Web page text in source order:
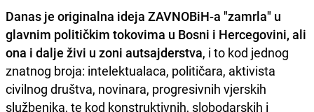
Danas je originalna ideja ZAVNOBiH-a "zamrla" u
glavnim političkim tokovima u Bosni i Hercegovini, ali
ona i dalje živi u zoni autsajderstva, i to kod jednog
znatnog broja: intelektualaca, političara, aktivista
civilnog društva, novinara, progresivnih vjerskih
službenika, te kod konstruktivnih, slobodarskih i